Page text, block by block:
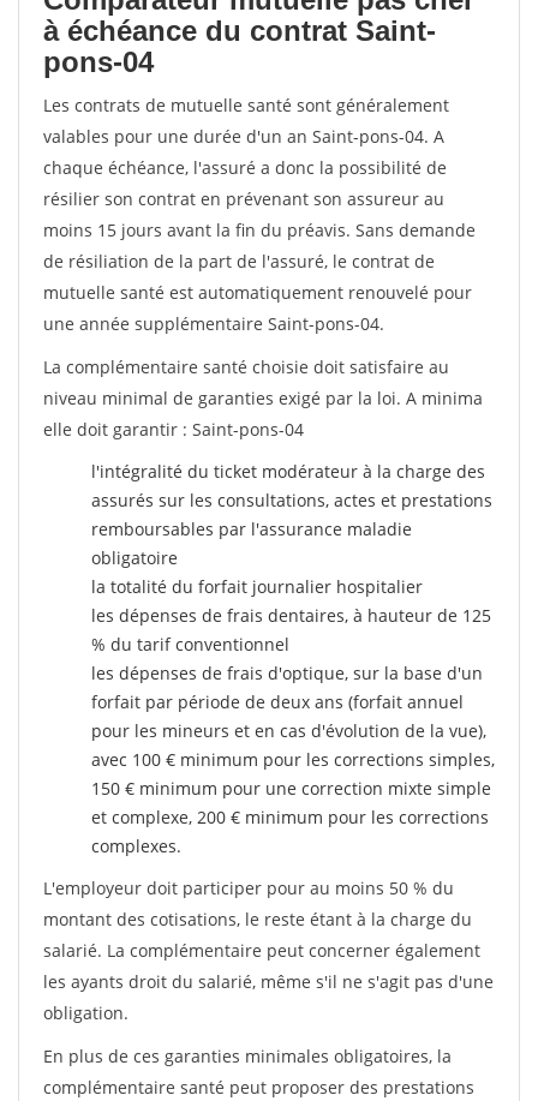
à échéance du contrat Saint-
pons-04
Les contrats de mutuelle santé sont généralement
valables pour une durée d'un an Saint-pons-04. A
chaque échéance, l'assuré a donc la possibilité de
résilier son contrat en prévenant son assureur au
moins 15 jours avant la fin du préavis. Sans demande
de résiliation de la part de l'assuré, le contrat de
mutuelle santé est automatiquement renouvelé pour
une année supplémentaire Saint-pons-04.
La complémentaire santé choisie doit satisfaire au
niveau minimal de garanties exigé par la loi. A minima
elle doit garantir : Saint-pons-04
l'intégralité du ticket modérateur à la charge des
assurés sur les consultations, actes et prestations
remboursables par l'assurance maladie
obligatoire
la totalité du forfait journalier hospitalier
les dépenses de frais dentaires, à hauteur de 125
% du tarif conventionnel
les dépenses de frais d'optique, sur la base d'un
forfait par période de deux ans (forfait annuel
pour les mineurs et en cas d'évolution de la vue),
avec 100 € minimum pour les corrections simples,
150 € minimum pour une correction mixte simple
et complexe, 200 € minimum pour les corrections
complexes.
L'employeur doit participer pour au moins 50 % du
montant des cotisations, le reste étant à la charge du
salarié. La complémentaire peut concerner également
les ayants droit du salarié, même s'il ne s'agit pas d'une
obligation.
En plus de ces garanties minimales obligatoires, la
complémentaire santé peut proposer des prestations